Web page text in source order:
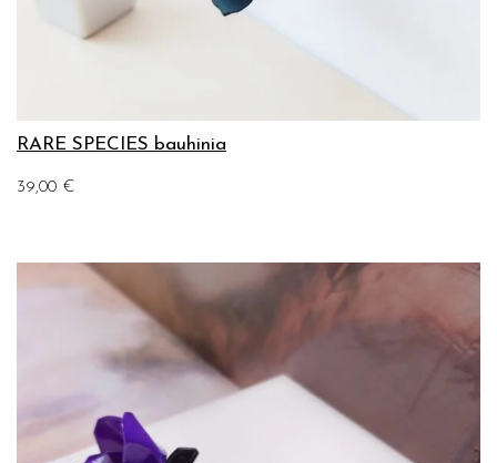
RARE SPECIES bauhinia
39,00 €